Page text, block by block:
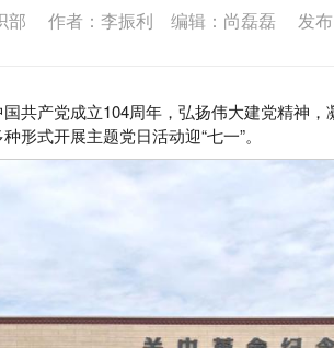
部 作者：李振利 编辑：尚磊磊 发布
共产党成立104周年，弘扬伟大建党精神，
形式开展主题党日活动迎“七一”。